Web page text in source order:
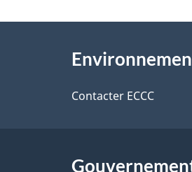
l
s
d
v
o
r
propos
Contacter ECCC